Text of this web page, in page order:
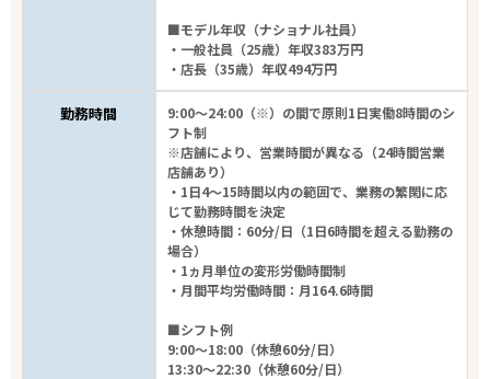
■モデル年収（ナショナル社員）
・一般社員（25歳）年収383万円
・店長（35歳）年収494万円
勤務時間
9:00～24:00（※）の間で原則1日実働8時間のシ
フト制
※店舗により、営業時間が異なる（24時間営業
店舗あり）
・1日4～15時間以内の範囲で、業務の繁閑に応
じて勤務時間を決定
・休憩時間：60分/日（1日6時間を超える勤務の
場合）
・1ヵ月単位の変形労働時間制
・月間平均労働時間：月164.6時間
■シフト例
9:00～18:00（休憩60分/日）
13:30～22:30（休憩60分/日）